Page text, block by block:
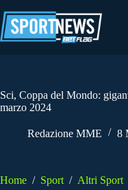
al
contenuto
Sci, Coppa del Mondo:
marzo 2024
Redazione MME 8
Home / Sport / Altri Sport